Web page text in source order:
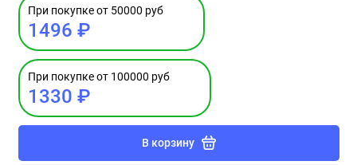
При покупке от 50000 руб
1496 ₽
При покупке от 100000 руб
1330 ₽
В корзину